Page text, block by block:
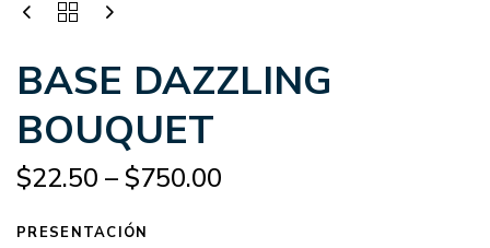
BASE DAZZLING
BOUQUET
$22.50 –$750.00
PRESENTACIÓN